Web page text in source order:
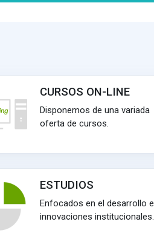
CURSOS ON-LINE
Disponemos de una variada
oferta de cursos.
ESTUDIOS
Enfocados en el desarrollo e
innovaciones institucionales.